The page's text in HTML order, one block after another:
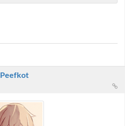
Peefkot